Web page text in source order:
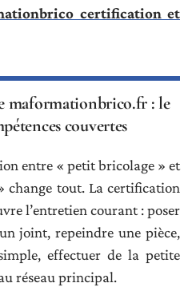
certification et
maformationbrico.fr : le
couvertes
entre « petit bricolage » et
change tout. La certification
l’entretien courant : poser
joint, repeindre une pièce,
effectuer de la petite
réseau principal.